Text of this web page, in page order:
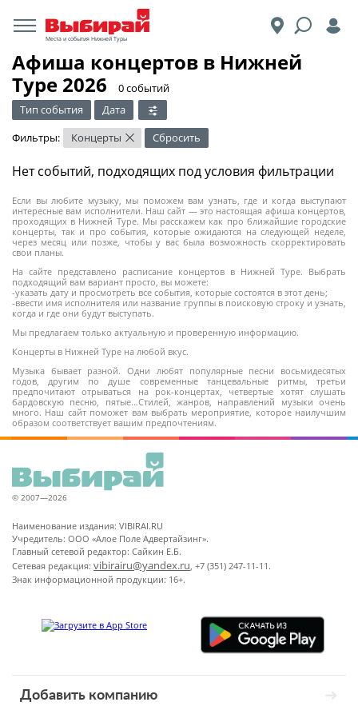
Места и события Нижней Туры
Афиша концертов в Нижней
Туре 2026
​0 событий
Тип события
Дата
Фильтры:
Концерты × Сбросить
Если вы любите музыку, мы поможем вам узнать, где и когда выступают
интересные вам исполнители. Наш сайт — это настоящая афиша концертов,
проходящих в Нижней Туре. Мы расскажем как про ближайшие городские
концерты, так и про события, которые ожидаются на следующей неделе,
через месяц или позже, чтобы у вас была возможность скорректировать
свои планы.
На сайте представлено расписание концертов в Нижней Туре. Выбрать
подходящий вам вариант просто, вы можете:
-указать дату и просмотреть все события, которые состоятся в этот день;
-ввести имя исполнителя или название группы в поисковую строку и узнать,
когда и где они будут выступать.
Мы предлагаем только актуальную и проверенную информацию.
Концерты в Нижней Туре на любой вкус.
Музыка бывает разной. Одни любят популярные песни восьмидесятых
годов, другим по душе современные танцевальные ритмы, третьи
предпочитают отрываться на рок-концертах, четвертые хотят слушать
бардовскую песню, пятые…Стилей, жанров, направлений музыки очень
много. Наш сайт поможет вам выбрать мероприятие, которое наилучшим
образом соответствует вашим предпочтениям.
Нет событий, подходящих под условия фильтрации
© 2007—2026
Наименование издания: VIBIRAI.RU
Учредитель: ООО «Алое Поле Адвертайзинг».
Главный сетевой редактор: Сайкин Е.Б.
Сетевая редакция: vibirairu@yandex.ru, +7 (351) 247-11-11.
Знак информационной продукции: 16+.
Добавить компанию